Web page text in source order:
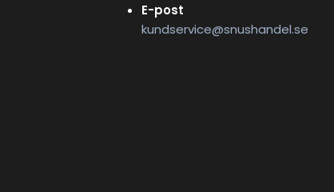
E-post
kundservice@snushandel.se